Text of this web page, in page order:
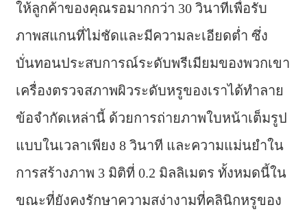
ให้ลูกค้าของคุณรอมากกว่า 30 วินาทีเพื่อรับ
ภาพสแกนที่ไม่ชัดและมีความละเอียดต่ำ ซึ่ง
บั่นทอนประสบการณ์ระดับพรีเมียมของพวกเขา
เครื่องตรวจสภาพผิวระดับหรูของเราได้ทำลาย
ข้อจำกัดเหล่านี้ ด้วยการถ่ายภาพใบหน้าเต็มรูป
แบบในเวลาเพียง 8 วินาที และความแม่นยำใน
การสร้างภาพ 3 มิติที่ 0.2 มิลลิเมตร ทั้งหมดนี้ใน
ขณะที่ยังคงรักษาความสง่างามที่คลินิกหรูของ